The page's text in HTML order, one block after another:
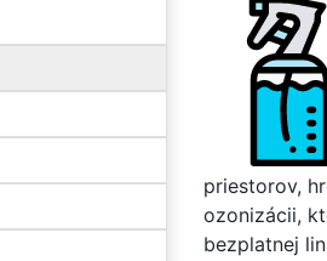
priestorov,
ozonizácii,
bezplatnej